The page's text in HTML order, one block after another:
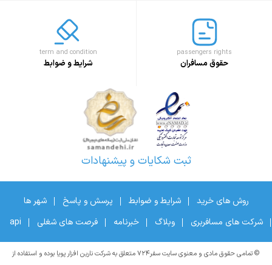
passengers rights
حقوق مسافران
term and condition
شرایط و ضوابط
ثبت شکایات و پیشنهادات
روش های خرید شرایط و ضوابط پرسش و پاسخ
شهر ها
شرکت های مسافربری
وبلاگ خبرنامه فرصت های شغلی api
© تمامی حقوق مادی و معنوی سایت سفر۷۲۴ متعلق به شرکت نارین افزار پویا بوده و استفاده از